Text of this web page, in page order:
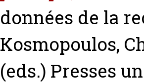
données de la
Kosmopoulos,
(eds.) Presses